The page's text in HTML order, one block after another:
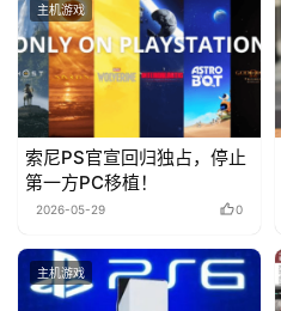
主机游戏
索尼PS官宣回归独占，停止
第一方PC移植！
2026-05-29 0
主机游戏